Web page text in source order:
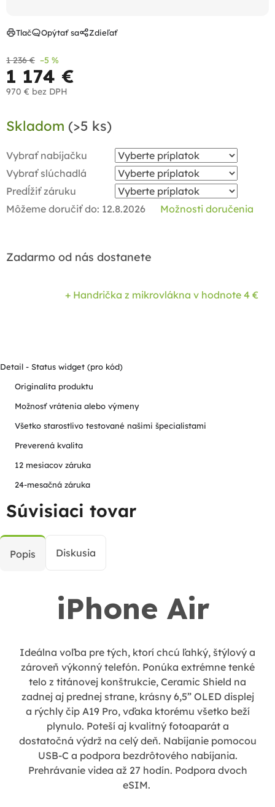
1 236 € –5 %
1 174 €
970 € bez DPH
cena:
Skladom (>5 ks)
Vybrať nabíjačku
Vybrať slúchadlá
Predĺžiť záruku
Môžeme doručiť do: 12.8.2026 Možnosti doručenia
Zadarmo od nás dostanete
+ Handrička z mikrovlákna v hodnote 4 €
Tlač Opýtať sa Zdieľať
Detail - Status widget (pro kód)
Originalita produktu
Možnosť vrátenia alebo výmeny
Všetko starostlivo testované našimi špecialistami
Preverená kvalita
12 mesiacov záruka
24-mesačná záruka
Súvisiaci tovar
Popis Diskusia
iPhone Air
Ideálna voľba pre tých, ktorí chcú ľahký, štýlový a
zároveň výkonný telefón. Ponúka extrémne tenké
telo z titánovej konštrukcie, Ceramic Shield na
zadnej aj prednej strane, krásny 6,5” OLED displej
a rýchly čip A19 Pro, vďaka ktorému všetko beží
plynulo. Poteší aj kvalitný fotoaparát a
dostatočná výdrž na celý deň. Nabíjanie pomocou
USB-C a podpora bezdrôtového nabíjania.
Prehrávanie videa až 27 hodín. Podpora dvoch
eSIM.